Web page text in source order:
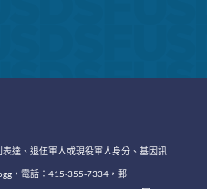
達、退伍軍人或現役軍人身分、基因訊
，電話：415-355-7334，郵